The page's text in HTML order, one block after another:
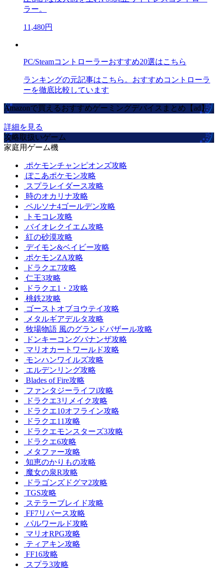
ラー。
11,480円
PC/Steamコントローラーおすすめ20選はこちら
ランキングの元記事はこちら。おすすめコントローラ
ーを徹底比較しています
Amazonで買えるおすすめゲーミングデバイスまとめ【ad】
詳細を見る
攻略取扱いゲーム
家庭用ゲーム機
ポケモンチャンピオンズ攻略
ぽこあポケモン攻略
スプラレイダース攻略
時のオカリナ攻略
ペルソナ4ゴールデン攻略
トモコレ攻略
バイオレクイエム攻略
紅の砂漠攻略
デイモン&ベイビー攻略
ポケモンZA攻略
ドラクエ7攻略
仁王3攻略
ドラクエ1・2攻略
桃鉄2攻略
ゴーストオブヨウテイ攻略
メタルギアデルタ攻略
牧場物語 風のグランドバザール攻略
ドンキーコングバナンザ攻略
マリオカートワールド攻略
モンハンワイルズ攻略
エルデンリング攻略
Blades of Fire攻略
ファンタジーライフi攻略
ドラクエ3リメイク攻略
ドラクエ10オフライン攻略
ドラクエ11攻略
ドラクエモンスターズ3攻略
ドラクエ6攻略
メタファー攻略
知恵のかりもの攻略
魔女の泉R攻略
ドラゴンズドグマ2攻略
TGS攻略
ステラーブレイド攻略
FF7リバース攻略
パルワールド攻略
マリオRPG攻略
ティアキン攻略
FF16攻略
スプラ3攻略